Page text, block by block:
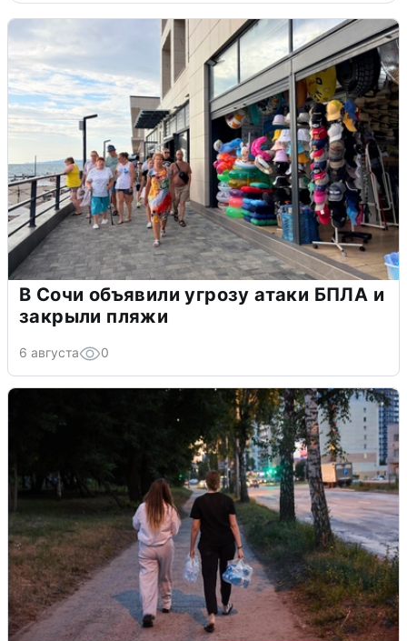
В Сочи объявили угрозу атаки БПЛА и
закрыли пляжи
6 августа 0